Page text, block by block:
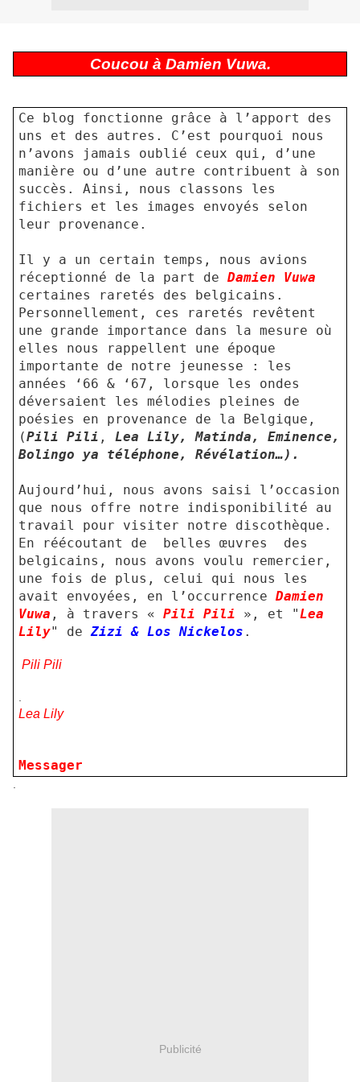
Coucou à Damien Vuwa.
Ce blog fonctionne grâce à l’apport des
uns et des autres. C’est pourquoi nous
n’avons jamais oublié ceux qui, d’une
manière ou d’une autre contribuent à son
succès. Ainsi, nous classons les
fichiers et les images envoyés selon
leur provenance.
Il y a un certain temps, nous avions
réceptionné de la part de Damien
Vuwa
certaines raretés des belgicains.
Personnellement, ces raretés revêtent
une grande importance dans la mesure où
elles nous rappellent une époque
importante de notre jeunesse : les
années ‘66 & ‘67, lorsque les ondes
déversaient les mélodies pleines de
poésies en provenance de la Belgique,
(Pili Pili , Lea Lily, Matinda, Eminence,
Bolingo ya téléphone, Révélation…).
Aujourd’hui, nous avons saisi l’occasion
que nous offre notre indisponibilité au
travail pour visiter notre discothèque.
En réécoutant de
belles œuvres
des
belgicains, nous avons voulu remercier,
une fois de plus, celui qui nous les
avait envoyées, en l’occurrence Damien
Vuwa , à travers « Pili Pili », et "Lea
Lily" deZizi & Los Nickelos .
Pili Pili
Lea Lily
Messager
Publicité